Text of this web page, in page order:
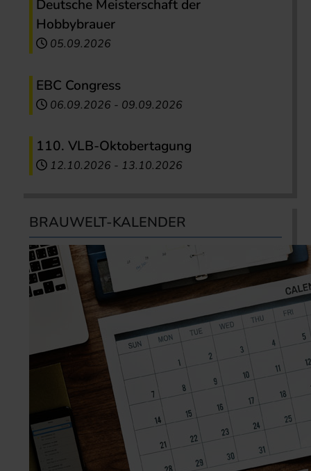
Deutsche Meisterschaft der
Hobbybrauer
05.09.2026
EBC Congress
06.09.2026 - 09.09.2026
110. VLB-Oktobertagung
12.10.2026 - 13.10.2026
BRAUWELT-KALENDER